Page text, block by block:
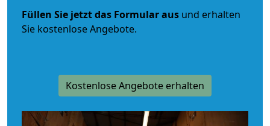
Füllen Sie jetzt das Formular aus und erhalten
Sie kostenlose Angebote.
Kostenlose Angebote erhalten